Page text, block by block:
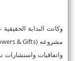
وكانت البداية
مشروعه & Gifts)
واتفاقيات واستشارات